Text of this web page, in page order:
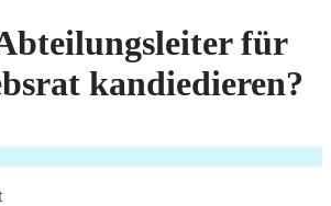
für
kandiedieren?